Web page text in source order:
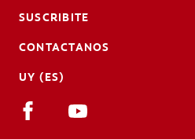
SUSCRIBITE
CONTACTANOS
UY (ES)